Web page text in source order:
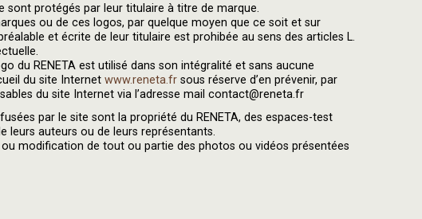
sont protégés par leur titulaire à titre de marque.
ou de ces logos, par quelque moyen que ce soit et sur
et écrite de leur titulaire est prohibée au sens des articles L.
du RENETA est utilisé dans son intégralité et sans aucune
du site Internet www.reneta.fr sous réserve d’en prévenir, par
du site Internet via l’adresse mail contact@reneta.fr
par le site sont la propriété du RENETA, des espaces-test
leurs auteurs ou de leurs représentants.
modification de tout ou partie des photos ou vidéos présentées